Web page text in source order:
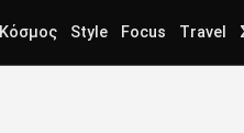
Κόσμος Style Focus Travel